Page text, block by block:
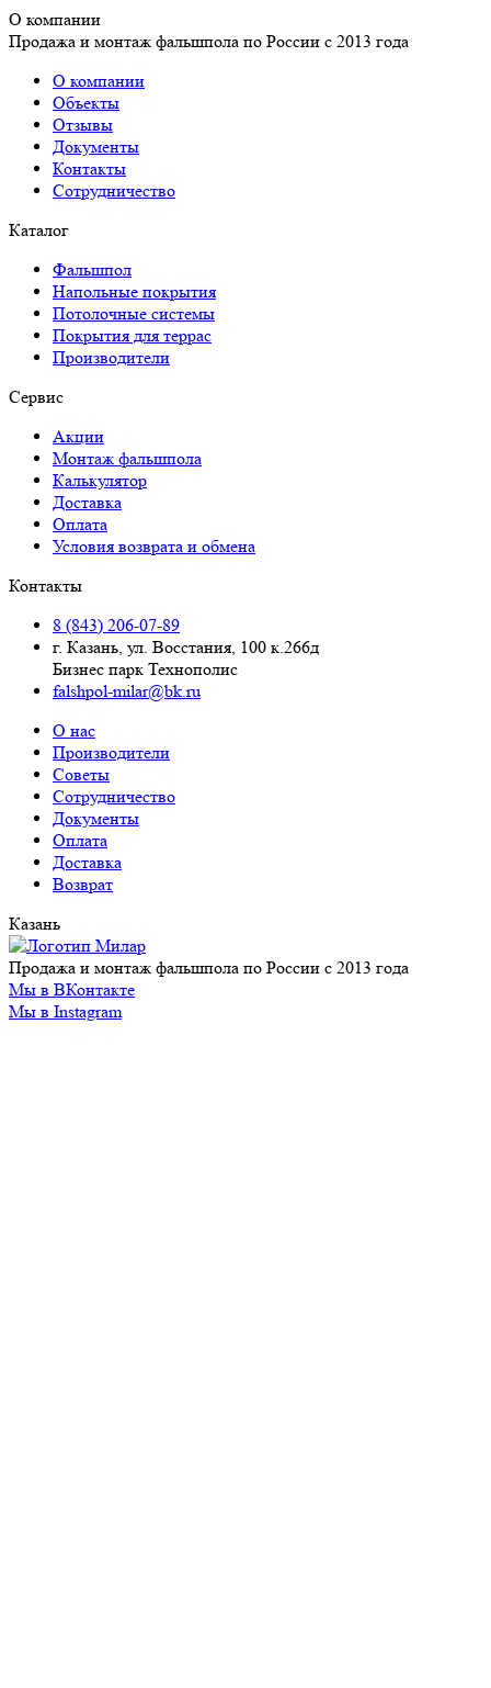
О компании
Продажа и монтаж фальшпола по России с 2013 года
О компании
Объекты
Отзывы
Документы
Контакты
Сотрудничество
Каталог
Фальшпол
Напольные покрытия
Потолочные системы
Покрытия для террас
Производители
Сервис
Акции
Монтаж фальшпола
Калькулятор
Доставка
Оплата
Условия возврата и обмена
Контакты
8 (843) 206-07-89
г. Казань, ул. Восстания, 100 к.266д
Бизнес парк Технополис
falshpol-milar@bk.ru
О нас
Производители
Советы
Сотрудничество
Документы
Оплата
Доставка
Возврат
Казань
Продажа и монтаж фальшпола по России с 2013 года
Мы в ВКонтакте
Мы в Instagram